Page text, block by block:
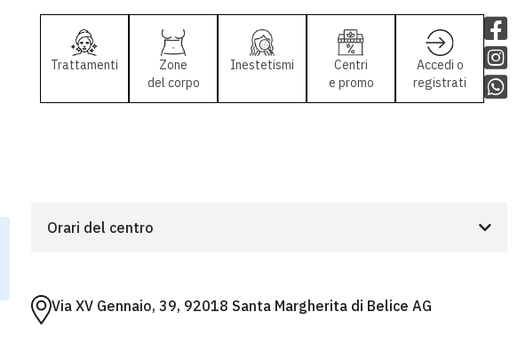
Trattamenti
Zone
del corpo
Inestetismi
Centri
e promo
Accedi o
registrati
Orari del centro
Via XV Gennaio, 39, 92018 Santa Margherita di Belice AG